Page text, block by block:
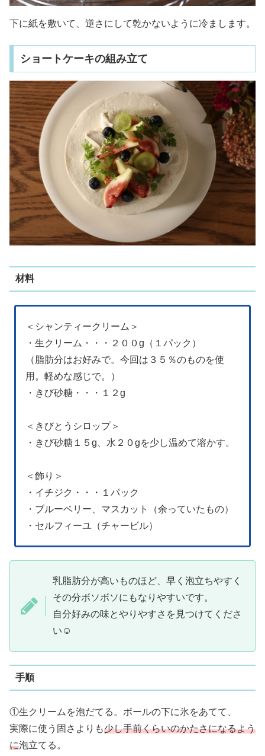
下に紙を敷いて、逆さにして乾かないように冷まします。
ショートケーキの組み立て
材料
＜シャンティークリーム＞
・生クリーム・・・２００g（１パック）
（脂肪分はお好みで。今回は３５％のものを使
用。軽めな感じで。）
・きび砂糖・・・１２g
＜きびとうシロップ＞
・きび砂糖１５g、水２０gを少し温めて溶かす。
＜飾り＞
・イチジク・・・１パック
・ブルーベリー、マスカット（余っていたもの）
・セルフィーユ（チャービル）
乳脂肪分が高いものほど、早く泡立ちやすく
その分ボソボソにもなりやすいです。
自分好みの味とやりやすさを見つけてくださ
い☺︎
手順
①生クリームを泡だてる。ボールの下に氷をあてて、
実際に使う固さよりも少し手前くらいのかたさになるよう
に泡立てる。